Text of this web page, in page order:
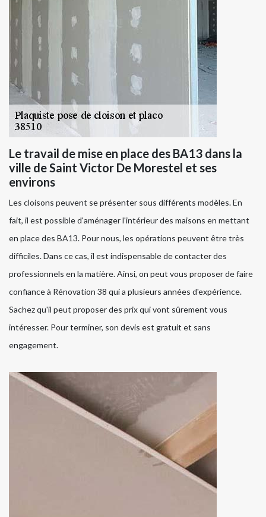
Le travail de mise en place des BA13 dans la
ville de Saint Victor De Morestel et ses
environs
Les cloisons peuvent se présenter sous différents modèles. En
fait, il est possible d'aménager l'intérieur des maisons en mettant
en place des BA13. Pour nous, les opérations peuvent être très
difficiles. Dans ce cas, il est indispensable de contacter des
professionnels en la matière. Ainsi, on peut vous proposer de faire
confiance à Rénovation 38 qui a plusieurs années d'expérience.
Sachez qu'il peut proposer des prix qui vont sûrement vous
intéresser. Pour terminer, son devis est gratuit et sans
engagement.